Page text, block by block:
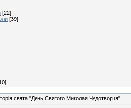
[22]
[39]
свята "День Святого Миколая Чудотворця"